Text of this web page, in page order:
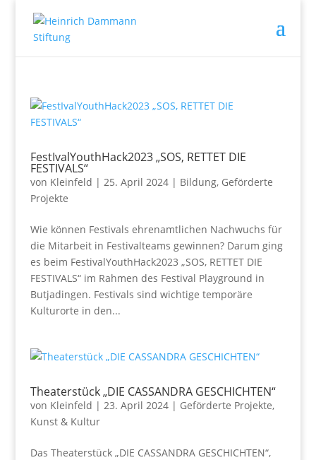
FestIvalYouthHack2023 „SOS, RETTET DIE
FESTIVALS“
von Kleinfeld | 25. April 2024| Bildung, Geförderte
Projekte
Wie können Festivals ehrenamtlichen Nachwuchs für
die Mitarbeit in Festivalteams gewinnen? Darum ging
es beim FestivalYouthHack2023 „SOS, RETTET DIE
FESTIVALS“ im Rahmen des Festival Playground in
Butjadingen. Festivals sind wichtige temporäre
Kulturorte in den...
Theaterstück „DIE CASSANDRA GESCHICHTEN“
von Kleinfeld | 23. April 2024| Geförderte Projekte,
Kunst & Kultur
Das Theaterstück „DIE CASSANDRA GESCHICHTEN“,